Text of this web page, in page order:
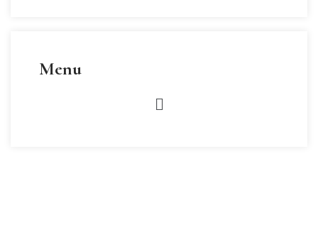
Menu